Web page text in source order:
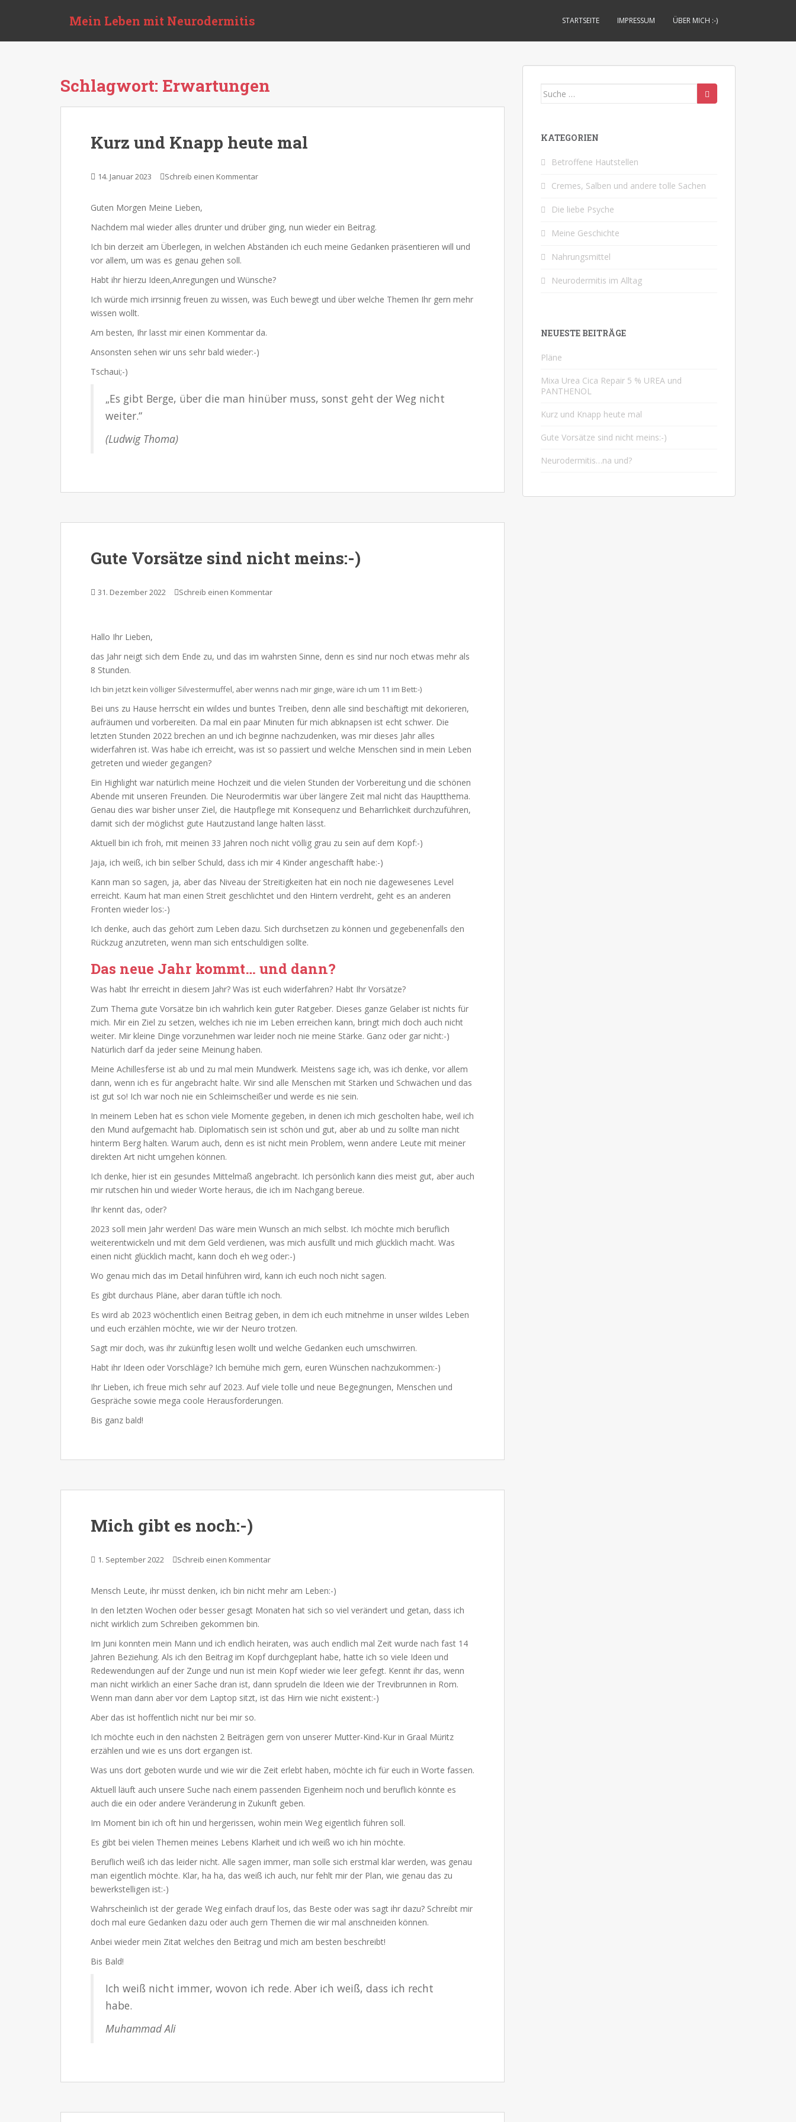
Mein Leben mit Neurodermitis STARTSEITE IMPRESSUM ÜBER MICH :-)
Schlagwort: Erwartungen
Kurz und Knapp heute mal
14. Januar 2023 Schreib einen Kommentar
Guten Morgen Meine Lieben,
Nachdem mal wieder alles drunter und drüber ging, nun wieder ein Beitrag.
Ich bin derzeit am Überlegen, in welchen Abständen ich euch meine Gedanken präsentieren will und
vor allem, um was es genau gehen soll.
Habt ihr hierzu Ideen,Anregungen und Wünsche?
Ich würde mich irrsinnig freuen zu wissen, was Euch bewegt und über welche Themen Ihr gern mehr
wissen wollt.
Am besten, Ihr lasst mir einen Kommentar da.
Ansonsten sehen wir uns sehr bald wieder:-)
Tschaui;-)
„Es gibt Berge, über die man hinüber muss, sonst geht der Weg nicht
weiter.“
(Ludwig Thoma)
Gute Vorsätze sind nicht meins:-)
31. Dezember 2022 Schreib einen Kommentar
Hallo Ihr Lieben,
das Jahr neigt sich dem Ende zu, und das im wahrsten Sinne, denn es sind nur noch etwas mehr als
8 Stunden.
Ich bin jetzt kein völliger Silvestermuffel, aber wenns nach mir ginge, wäre ich um 11 im Bett:-)
Bei uns zu Hause herrscht ein wildes und buntes Treiben, denn alle sind beschäftigt mit dekorieren,
aufräumen und vorbereiten. Da mal ein paar Minuten für mich abknapsen ist echt schwer. Die
letzten Stunden 2022 brechen an und ich beginne nachzudenken, was mir dieses Jahr alles
widerfahren ist. Was habe ich erreicht, was ist so passiert und welche Menschen sind in mein Leben
getreten und wieder gegangen?
Ein Highlight war natürlich meine Hochzeit und die vielen Stunden der Vorbereitung und die schönen
Abende mit unseren Freunden. Die Neurodermitis war über längere Zeit mal nicht das Hauptthema.
Genau dies war bisher unser Ziel, die Hautpflege mit Konsequenz und Beharrlichkeit durchzuführen,
damit sich der möglichst gute Hautzustand lange halten lässt.
Aktuell bin ich froh, mit meinen 33 Jahren noch nicht völlig grau zu sein auf dem Kopf:-)
Jaja, ich weiß, ich bin selber Schuld, dass ich mir 4 Kinder angeschafft habe:-)
Kann man so sagen, ja, aber das Niveau der Streitigkeiten hat ein noch nie dagewesenes Level
erreicht. Kaum hat man einen Streit geschlichtet und den Hintern verdreht, geht es an anderen
Fronten wieder los:-)
Ich denke, auch das gehört zum Leben dazu. Sich durchsetzen zu können und gegebenenfalls den
Rückzug anzutreten, wenn man sich entschuldigen sollte.
Das neue Jahr kommt… und dann?
Was habt Ihr erreicht in diesem Jahr? Was ist euch widerfahren? Habt Ihr Vorsätze?
Zum Thema gute Vorsätze bin ich wahrlich kein guter Ratgeber. Dieses ganze Gelaber ist nichts für
mich. Mir ein Ziel zu setzen, welches ich nie im Leben erreichen kann, bringt mich doch auch nicht
weiter. Mir kleine Dinge vorzunehmen war leider noch nie meine Stärke. Ganz oder gar nicht:-)
Natürlich darf da jeder seine Meinung haben.
Meine Achillesferse ist ab und zu mal mein Mundwerk. Meistens sage ich, was ich denke, vor allem
dann, wenn ich es für angebracht halte. Wir sind alle Menschen mit Stärken und Schwächen und das
ist gut so! Ich war noch nie ein Schleimscheißer und werde es nie sein.
In meinem Leben hat es schon viele Momente gegeben, in denen ich mich gescholten habe, weil ich
den Mund aufgemacht hab. Diplomatisch sein ist schön und gut, aber ab und zu sollte man nicht
hinterm Berg halten. Warum auch, denn es ist nicht mein Problem, wenn andere Leute mit meiner
direkten Art nicht umgehen können.
Ich denke, hier ist ein gesundes Mittelmaß angebracht. Ich persönlich kann dies meist gut, aber auch
mir rutschen hin und wieder Worte heraus, die ich im Nachgang bereue.
Ihr kennt das, oder?
2023 soll mein Jahr werden! Das wäre mein Wunsch an mich selbst. Ich möchte mich beruflich
weiterentwickeln und mit dem Geld verdienen, was mich ausfüllt und mich glücklich macht. Was
einen nicht glücklich macht, kann doch eh weg oder:-)
Wo genau mich das im Detail hinführen wird, kann ich euch noch nicht sagen.
Es gibt durchaus Pläne, aber daran tüftle ich noch.
Es wird ab 2023 wöchentlich einen Beitrag geben, in dem ich euch mitnehme in unser wildes Leben
und euch erzählen möchte, wie wir der Neuro trotzen.
Sagt mir doch, was ihr zukünftig lesen wollt und welche Gedanken euch umschwirren.
Habt ihr Ideen oder Vorschläge? Ich bemühe mich gern, euren Wünschen nachzukommen:-)
Ihr Lieben, ich freue mich sehr auf 2023. Auf viele tolle und neue Begegnungen, Menschen und
Gespräche sowie mega coole Herausforderungen.
Bis ganz bald!
Mich gibt es noch:-)
1. September 2022 Schreib einen Kommentar
Mensch Leute, ihr müsst denken, ich bin nicht mehr am Leben:-)
In den letzten Wochen oder besser gesagt Monaten hat sich so viel verändert und getan, dass ich
nicht wirklich zum Schreiben gekommen bin.
Im Juni konnten mein Mann und ich endlich heiraten, was auch endlich mal Zeit wurde nach fast 14
Jahren Beziehung. Als ich den Beitrag im Kopf durchgeplant habe, hatte ich so viele Ideen und
Redewendungen auf der Zunge und nun ist mein Kopf wieder wie leer gefegt. Kennt ihr das, wenn
man nicht wirklich an einer Sache dran ist, dann sprudeln die Ideen wie der Trevibrunnen in Rom.
Wenn man dann aber vor dem Laptop sitzt, ist das Hirn wie nicht existent:-)
Aber das ist hoffentlich nicht nur bei mir so.
Ich möchte euch in den nächsten 2 Beiträgen gern von unserer Mutter-Kind-Kur in Graal Müritz
erzählen und wie es uns dort ergangen ist.
Was uns dort geboten wurde und wie wir die Zeit erlebt haben, möchte ich für euch in Worte fassen.
Aktuell läuft auch unsere Suche nach einem passenden Eigenheim noch und beruflich könnte es
auch die ein oder andere Veränderung in Zukunft geben.
Im Moment bin ich oft hin und hergerissen, wohin mein Weg eigentlich führen soll.
Es gibt bei vielen Themen meines Lebens Klarheit und ich weiß wo ich hin möchte.
Beruflich weiß ich das leider nicht. Alle sagen immer, man solle sich erstmal klar werden, was genau
man eigentlich möchte. Klar, ha ha, das weiß ich auch, nur fehlt mir der Plan, wie genau das zu
bewerkstelligen ist:-)
Wahrscheinlich ist der gerade Weg einfach drauf los, das Beste oder was sagt ihr dazu? Schreibt mir
doch mal eure Gedanken dazu oder auch gern Themen die wir mal anschneiden können.
Anbei wieder mein Zitat welches den Beitrag und mich am besten beschreibt!
Bis Bald!
Ich weiß nicht immer, wovon ich rede. Aber ich weiß, dass ich recht
habe.
Muhammad Ali
Suche
KATEGORIEN
Betroffene Hautstellen
Cremes, Salben und andere tolle Sachen
Die liebe Psyche
Meine Geschichte
Nahrungsmittel
Neurodermitis im Alltag
NEUESTE BEITRÄGE
Pläne
Mixa Urea Cica Repair 5 % UREA und
PANTHENOL
Kurz und Knapp heute mal
Gute Vorsätze sind nicht meins:-)
Neurodermitis…na und?